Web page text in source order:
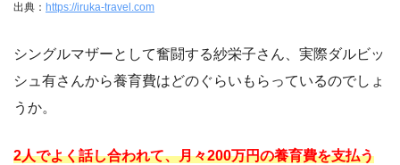
出典： https://iruka-travel.com
シングルマザーとして奮闘する紗栄子さん、実際ダルビッ
シュ有さんから養育費はどのぐらいもらっているのでしょ
うか。
2人でよく話し合われて、月々200万円の養育費を支払う